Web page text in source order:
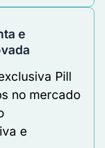
e
Pill
no mercado
e